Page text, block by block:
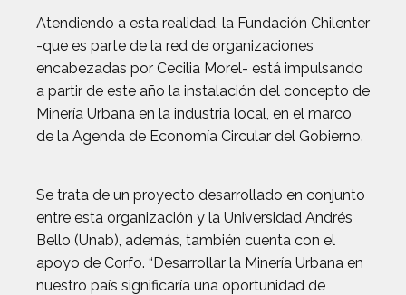
Atendiendo a esta realidad, la Fundación Chilenter
-que es parte de la red de organizaciones
encabezadas por Cecilia Morel- está impulsando
a partir de este año la instalación del concepto de
Minería Urbana en la industria local, en el marco
de la Agenda de Economía Circular del Gobierno.
Se trata de un proyecto desarrollado en conjunto
entre esta organización y la Universidad Andrés
Bello (Unab), además, también cuenta con el
apoyo de Corfo. “Desarrollar la Minería Urbana en
nuestro país significaría una oportunidad de